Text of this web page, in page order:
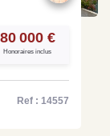
80 000 €
Honoraires inclus
Ref : 14557